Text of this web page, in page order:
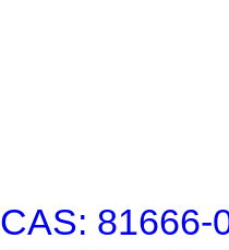
CAS: 81666-